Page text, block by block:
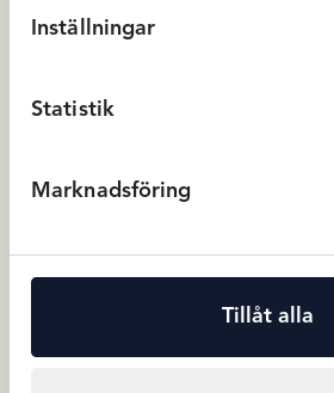
Inställningar
Statistik
Marknadsföring
Tillåt alla
799kr